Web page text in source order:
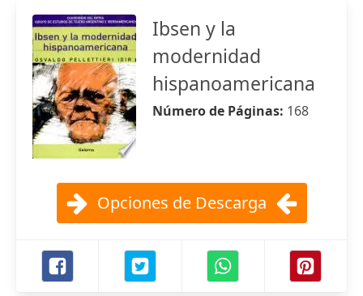
Ibsen y la
modernidad
hispanoamericana
Número de Páginas: 168
Opciones de Descarga